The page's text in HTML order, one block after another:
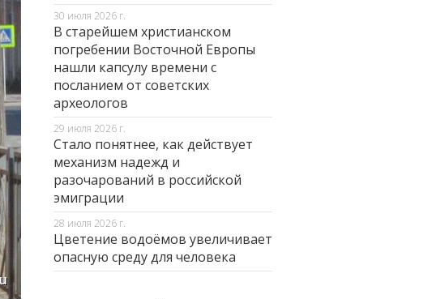
30 июля 2026 г.
В старейшем христианском
погребении Восточной Европы
нашли капсулу времени с
посланием от советских
археологов
29 июля 2026 г.
Стало понятнее, как действует
механизм надежд и
разочарований в российской
эмиграции
28 июля 2026 г.
Цветение водоёмов увеличивает
опасную среду для человека